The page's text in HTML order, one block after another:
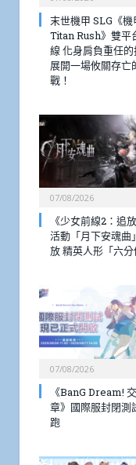
末世機甲 SLG《機
Titan Rush》雙平
線 化身肩負重任的
展開一場攸關存亡
戰！
07/08/2026
《少女前線2：追
活動「月下安魂曲
放 精英人形「六
07/08/2026
《BanG Dream!
章》國際服封閉測
跑